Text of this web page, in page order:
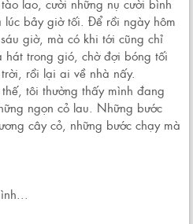
bảy giờ tối. Để rồi ngày hôm
giờ, mà có khi tới cũng chỉ
trong gió, chờ đợi bóng tối
rồi lại ai về nhà nấy.
tôi thường thấy mình đang
ngọn cỏ lau. Những bước
cây cỏ, những bước chạy mà